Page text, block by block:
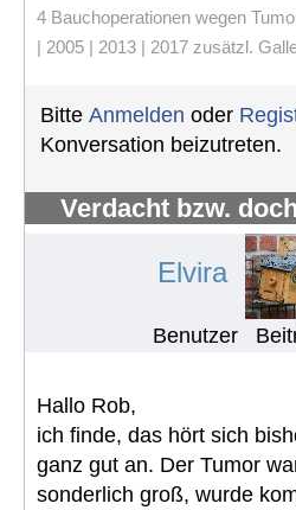
4 Bauchoperationen wegen
| 2005 | 2013 | 2017 zusätzl.
Bitte Anmelden oder
Konversation beizutreten.
Verdacht bzw.
Elvira
Benutzer
Hallo Rob,
ich finde, das hört sich
ganz gut an. Der Tumor
sonderlich groß, wurde